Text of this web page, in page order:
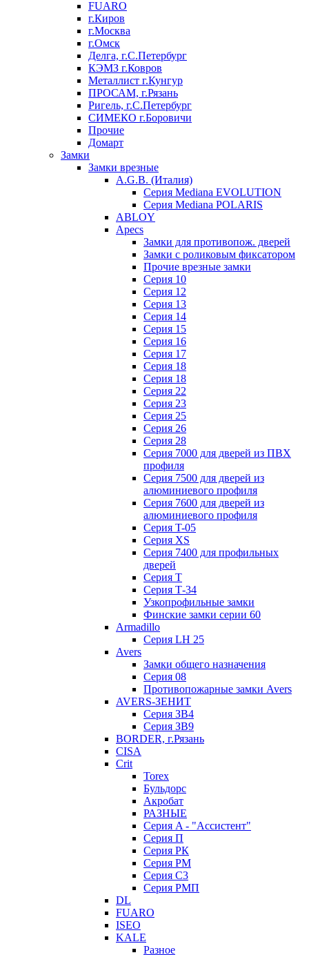
FUARO
г.Киров
г.Москва
г.Омск
Делга, г.С.Петербург
КЭМЗ г.Ковров
Металлист г.Кунгур
ПРОСАМ, г.Рязань
Ригель, г.С.Петербург
СИМЕКО г.Боровичи
Прочие
Домарт
Замки
Замки врезные
A.G.B. (Италия)
Серия Mediana EVOLUTION
Серия Mediana POLARIS
ABLOY
Apecs
Замки для противопож. дверей
Замки с роликовым фиксатором
Прочие врезные замки
Серия 10
Серия 12
Серия 13
Серия 14
Серия 15
Серия 16
Серия 17
Серия 18
Серия 18
Серия 22
Серия 23
Серия 25
Серия 26
Серия 28
Серия 7000 для дверей из ПВХ
профиля
Серия 7500 для дверей из
алюминиевого профиля
Серия 7600 для дверей из
алюминиевого профиля
Серия T-05
Серия XS
Серия 7400 для профильных
дверей
Серия Т
Серия Т-34
Узкопрофильные замки
Финские замки серии 60
Armadillo
Серия LH 25
Avers
Замки общего назначения
Серия 08
Противопожарные замки Avers
AVERS-ЗЕНИТ
Серия ЗВ4
Серия ЗВ9
BORDER, г.Рязань
CISA
Crit
Torex
Бульдорс
Акробат
РАЗНЫЕ
Серия A - "Ассистент"
Серия П
Серия РК
Серия РМ
Серия С3
Серия РМП
DL
FUARO
ISEO
KALE
Разное